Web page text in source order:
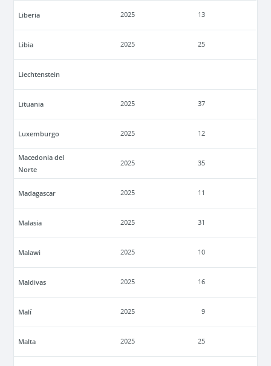
Liberia 2025 13
Libia 2025 25
Liechtenstein
Lituania 2025 37
Luxemburgo 2025 12
Macedonia del
Norte
2025 35
Madagascar 2025 11
Malasia 2025 31
Malawi 2025 10
Maldivas 2025 16
Malí 2025 9
Malta 2025 25